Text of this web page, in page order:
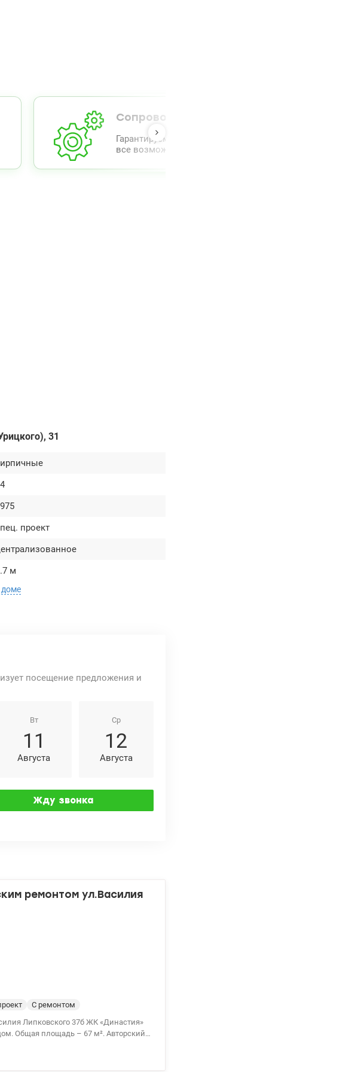
Сопровождение от А до Я
Гарантируем полный комлпекс сопровождения и
все возможное для облегчения процесса.
31
проект
м
доме
посещение предложения и
Вт
11
Августа
Ср
12
Августа
ремонтом ул.Василия
С ремонтом
37б ЖК «Династия»
площадь – 67 м². Авторский